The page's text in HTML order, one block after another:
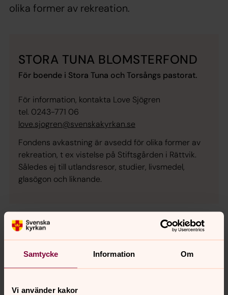
Samtycke Information Om
Vi använder kakor
olika former av rekreation.
STORA TUNA BLOMSTERFOND
För boende i Stora Tuna och Torsångs pastorat.
För information, kontakta Love Sjögren
tel. 0243-771 06
love.sjogren@svenskakyrkan.se
Fondens avkastning är avsedd för olika former av
rekreation, t ex vistelse på Stiftsgården i Rättvik.
Således ej till utlandsresor, studier, livsmedel,
glasögon och liknande.
Synpunkter eller frågor på sidans
innehåll?
stora-tuna.pastorat@svenskakyrkan.se